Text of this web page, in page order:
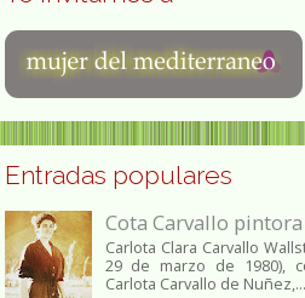
Entradas populares
Cota Carvallo
Carlota Clara Carvallo
29 de marzo de 1980),
Carlota Carvallo de Nuñez,...